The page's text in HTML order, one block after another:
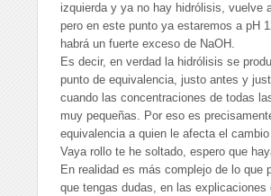
izquierda y ya no hay hidrólisis, vuelve
pero en este punto ya estaremos a pH
habrá un fuerte exceso de NaOH.
Es decir, en verdad la hidrólisis se
punto de equivalencia, justo antes y
cuando las concentraciones de todas
muy pequeñas. Por eso es
equivalencia a quien le afecta el
Vaya rollo te he soltado, espero que
En realidad es más complejo de lo que
que tengas dudas, en las explicaciones